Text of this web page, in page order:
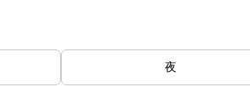
夜